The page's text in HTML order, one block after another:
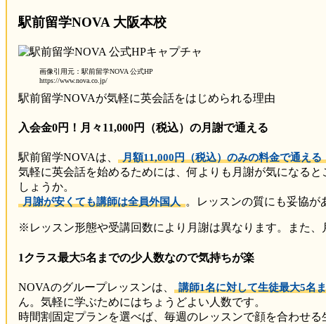
駅前留学NOVA 大阪本校
画像引用元：駅前留学NOVA 公式HP
https://www.nova.co.jp/
駅前留学NOVAが気軽に英会話をはじめられる理由
入会金0円！月々11,000円（税込）の月謝で通える
駅前留学NOVAは、 月額11,000円（税込）のみの料金で通える
気軽に英会話を始めるためには、何よりも月謝が気になる
しょうか。
月謝が安くても講師は全員外国人 。レッスンの質にも妥協が
※レッスン形態や受講回数により月謝は異なります。また、
1クラス最大5名までの少人数なので気持ちが楽
NOVAのグループレッスンは、 講師1名に対して生徒最大5名
ん。気軽に学ぶためにはちょうどよい人数です。
時間割固定プランを選べば、毎週のレッスンで顔を合わせ